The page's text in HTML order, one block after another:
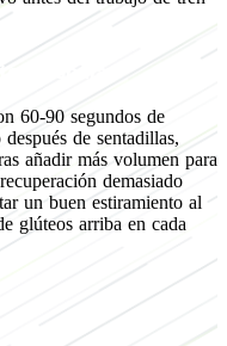
muscular
60-90 segundos de
de sentadillas,
añadir más volumen para
demasiado
un buen estiramiento al
glúteos arriba en cada